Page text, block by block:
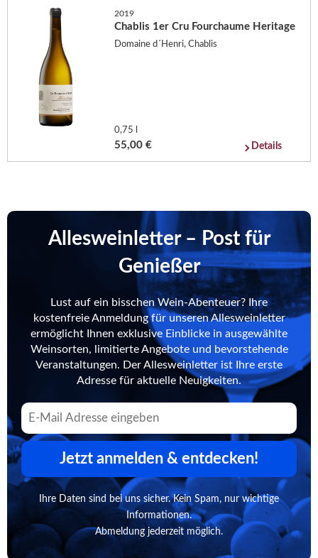
2019
Chablis 1er Cru Fourchaume Heritage
Domaine d´Henri, Chablis
0,75 l
55,00 € Details
Allesweinletter – Post für
Genießer
Lust auf ein bisschen Wein-Abenteuer? Ihre
kostenfreie Anmeldung für unseren Allesweinletter
ermöglicht Ihnen exklusive Einblicke in ausgewählte
Weinsorten, limitierte Angebote und bevorstehende
Veranstaltungen. Der Allesweinletter ist Ihre erste
Adresse für aktuelle Neuigkeiten.
Jetzt anmelden & entdecken!
Ihre Daten sind bei uns sicher. Kein Spam, nur wichtige
Informationen.
Abmeldung jederzeit möglich.